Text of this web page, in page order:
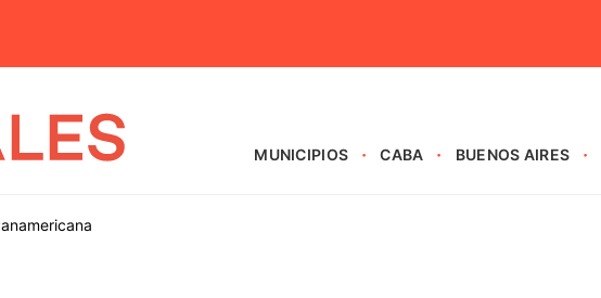
MUNICIPIOS CABA BUENOS AIRES